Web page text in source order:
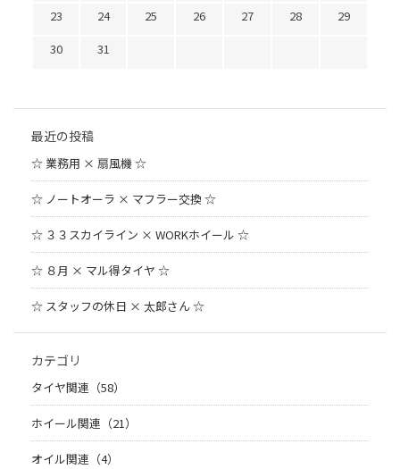
23
24 25 26 27 28
29
30
31
最近の投稿
☆ 業務用 × 扇風機 ☆
☆ ノートオーラ × マフラー交換 ☆
☆ ３３スカイライン × WORKホイール ☆
☆ ８月 × マル得タイヤ ☆
☆ スタッフの休日 × 太郎さん ☆
カテゴリ
タイヤ関連（58）
ホイール関連（21）
オイル関連（4）